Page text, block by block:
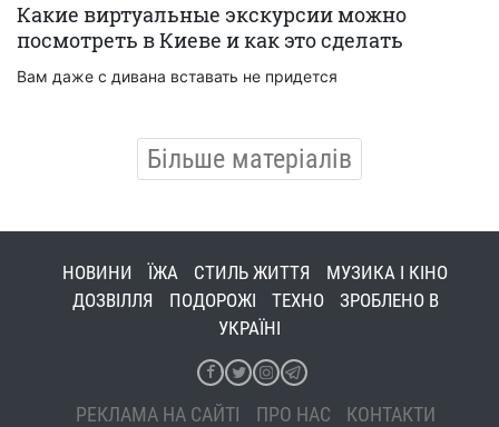
Какие виртуальные экскурсии можно
посмотреть в Киеве и как это сделать
Вам даже с дивана вставать не придется
Більше матеріалів
НОВИНИ ЇЖА СТИЛЬ ЖИТТЯ
МУЗИКА І КІНО
ДОЗВІЛЛЯ
ПОДОРОЖІ ТЕХНО
ЗРОБЛЕНО В
УКРАЇНІ
РЕКЛАМА НА САЙТІ ПРО НАС КОНТАКТИ